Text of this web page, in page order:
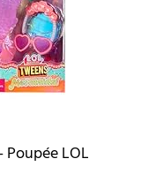
Poupée LOL